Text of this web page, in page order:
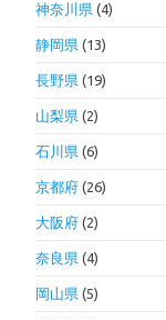
神奈川県 (4)
静岡県 (13)
長野県 (19)
山梨県 (2)
石川県 (6)
京都府 (26)
大阪府 (2)
奈良県 (4)
岡山県 (5)